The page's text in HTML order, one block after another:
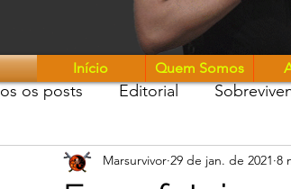
os posts Editorial
Guerreiros & Armas Monstros
Marsurvivor 29 de jan. de 2021 8
Início Quem Somos